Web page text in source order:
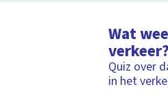
Wat
verkeer?
Quiz over
in het